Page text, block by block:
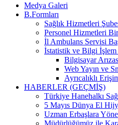
Medya Galeri
B.Formları
Sağlık Hizmetleri
Personel Hizmetleri
İl Ambulans Servisi
İstatistik ve Bilgi
Bilgisayar
Web Yayın ve
Ayrıcalıklı
HABERLER (GEÇMİŞ)
Türkiye Hanehalkı
5 Mayıs Dünya El
Uzman Erbaşlara
Müdürlüğümüz ile